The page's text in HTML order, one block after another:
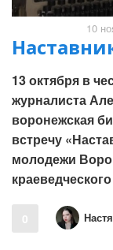
10
13 октября в
журналиста
воронежская
встречу
молодежи
0